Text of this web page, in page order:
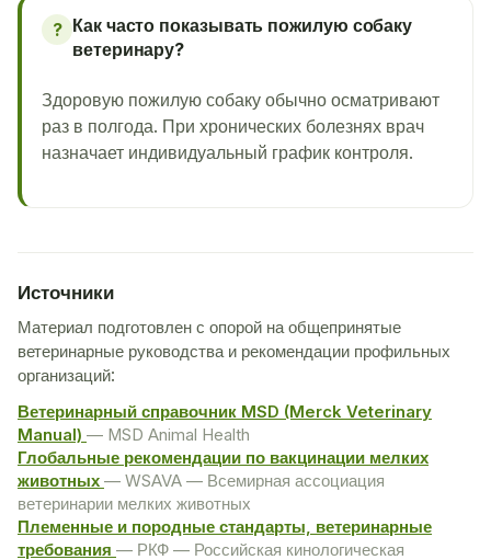
? Как часто показывать пожилую собаку
ветеринару?
Здоровую пожилую собаку обычно осматривают
раз в полгода. При хронических болезнях врач
назначает индивидуальный график контроля.
Источники
Материал подготовлен с опорой на общепринятые
ветеринарные руководства и рекомендации профильных
организаций:
Ветеринарный справочник MSD (Merck Veterinary
Manual) — MSD Animal Health
Глобальные рекомендации по вакцинации мелких
животных — WSAVA — Всемирная ассоциация
ветеринарии мелких животных
Племенные и породные стандарты, ветеринарные
требования — РКФ — Российская кинологическая